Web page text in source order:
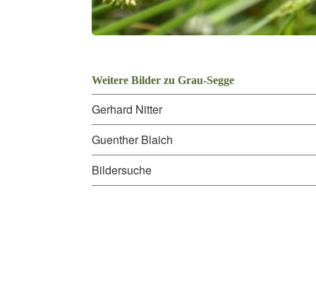
Weitere Bilder zu Grau-Segge
Gerhard Nitter
Guenther Blaich
Bildersuche